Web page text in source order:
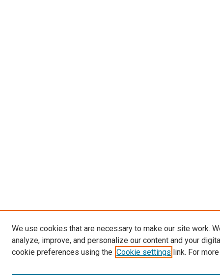
We use cookies that are necessary to make our site work.
analyze, improve, and personalize our content and your
cookie preferences using the Cookie settings link. For